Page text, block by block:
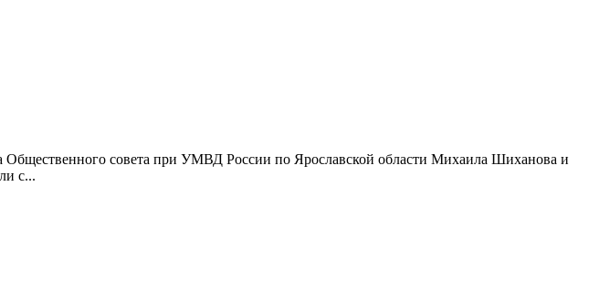
Общественного совета при УМВД России по Ярославской области Михаила Шиханова и
с...